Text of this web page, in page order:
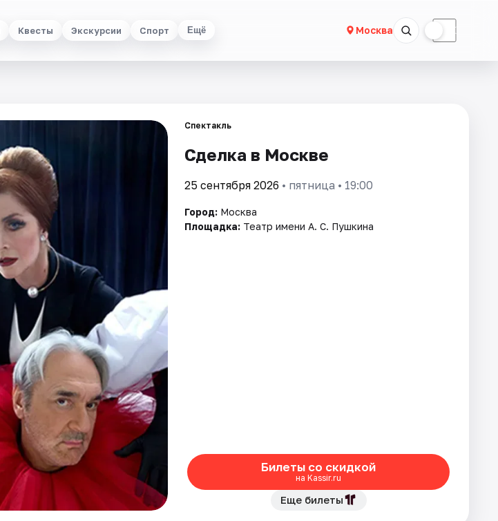
Квесты Экскурсии Спорт Ещё Москва ☾
Спектакль
Сделка в Москве
25 сентября 2026 • пятница • 19:00
Город: Москва
Площадка: Театр имени А. С. Пушкина
Билеты со скидкой
на Kassir.ru
Еще билеты